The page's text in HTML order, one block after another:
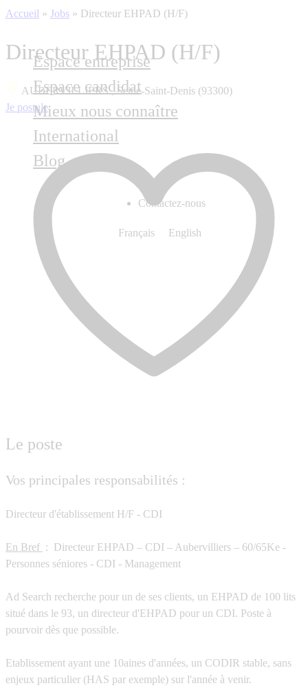
Espace entreprise
Espace candidat
Mieux nous connaître
International
Blog
Contactez-nous
Français English
Accueil » Jobs » Directeur EHPAD (H/F)
Directeur EHPAD (H/F)
AUBERVILLIERS , Seine-Saint-Denis (93300)
Je postule
Le poste
Vos principales responsabilités :
Directeur d'établissement H/F - CDI
En Bref : Directeur EHPAD – CDI – Aubervilliers – 60/65Ke -
Personnes séniores - CDI - Management
Ad Search recherche pour un de ses clients, un EHPAD de 100 lits
situé dans le 93, un directeur d'EHPAD pour un CDI. Poste à
pourvoir dès que possible.
Etablissement ayant une 10aines d'années, un CODIR stable, sans
enjeux particulier (HAS par exemple) sur l'année à venir.